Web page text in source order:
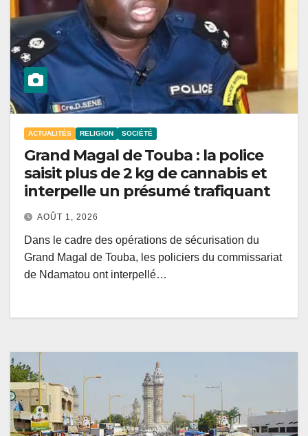
ACTUALITÉS RELIGION SOCIÉTÉ
Grand Magal de Touba : la police
saisit plus de 2 kg de cannabis et
interpelle un présumé trafiquant
AOÛT 1, 2026
Dans le cadre des opérations de sécurisation du
Grand Magal de Touba, les policiers du commissariat
de Ndamatou ont interpellé…